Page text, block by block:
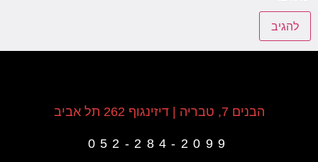
הבנים 7, טבריה | דיזינגוף 262 תל אביב
052-284-2099